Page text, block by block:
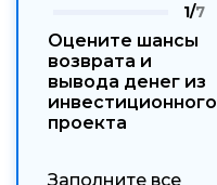
1/7
Оцените шансы
возврата и
вывода денег из
инвестиционного
проекта
Заполните все